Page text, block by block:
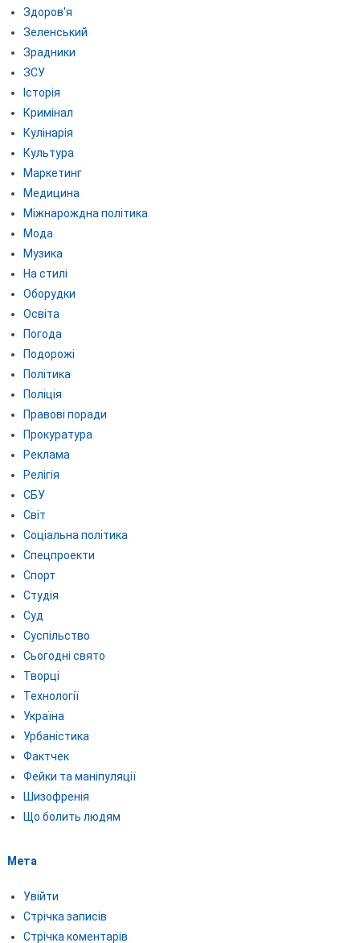
Здоров'я
Зеленський
Зрадники
ЗСУ
Історія
Кримінал
Кулінарія
Культура
Маркетинг
Медицина
Міжнарождна політика
Мода
Музика
На стилі
Оборудки
Освіта
Погода
Подорожі
Політика
Поліція
Правові поради
Прокуратура
Реклама
Релігія
СБУ
Світ
Соціальна політика
Спецпроекти
Спорт
Студія
Суд
Суспільство
Сьогодні свято
Творці
Технології
Україна
Урбаністика
Фактчек
Фейки та маніпуляції
Шизофренія
Що болить людям
Мета
Увійти
Стрічка записів
Стрічка коментарів